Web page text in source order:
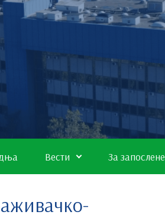
Вести За запослене